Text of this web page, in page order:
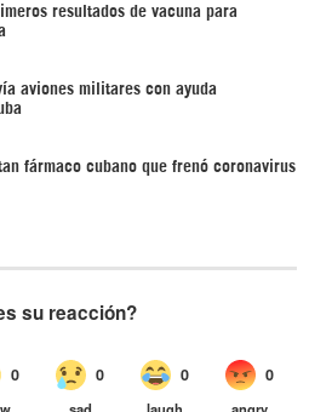
resultados de vacuna para
aviones militares con ayuda
fármaco cubano que frenó coronavirus